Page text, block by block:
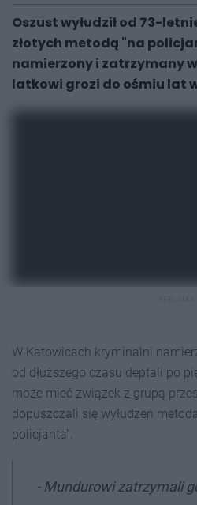
Oszust wyłudził od 73-
złotych metodą "na
namierzony i zatrzymany
latkowi grozi do ośmiu lat
W Katowicach kryminalni
od dłuższego czasu deptali po
może mieć związek z grupą
dopuszczali się wyłudzeń
policjanta".
- Mundurowi zatrzymali